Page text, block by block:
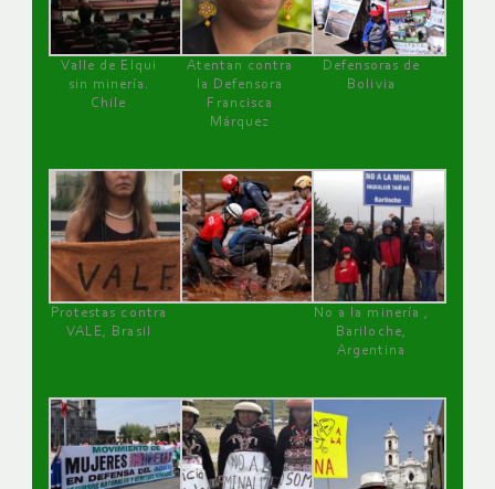
Valle de Elqui
sin minería.
Chile
Atentan contra
la Defensora
Francisca
Márquez
Defensoras de
Bolivia
Protestas contra
VALE, Brasil
No a la minería ,
Bariloche,
Argentina